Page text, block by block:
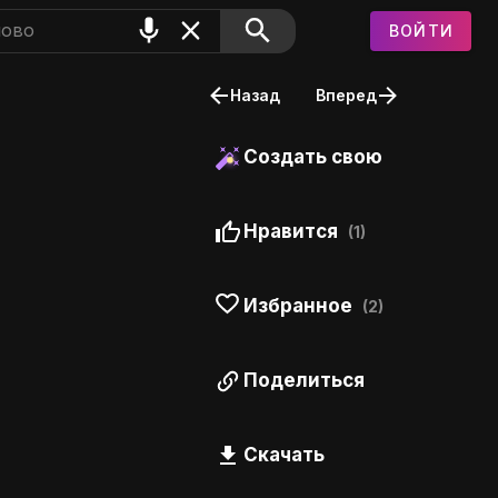
ВОЙТИ
Назад Вперед
Создать свою
Нравится (1)
Избранное (2)
Поделиться
Скачать